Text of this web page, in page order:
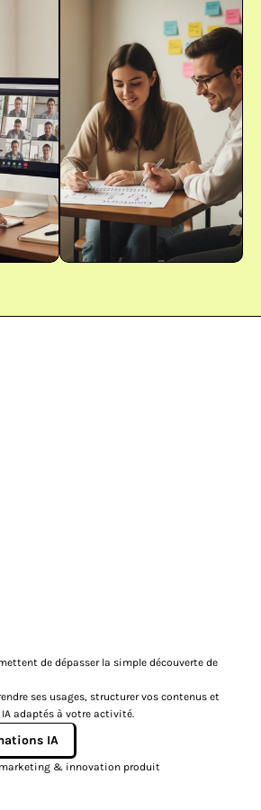
de dépasser la simple découverte de
ses usages, structurer vos contenus et
adaptés à votre activité.
IA
& innovation produit